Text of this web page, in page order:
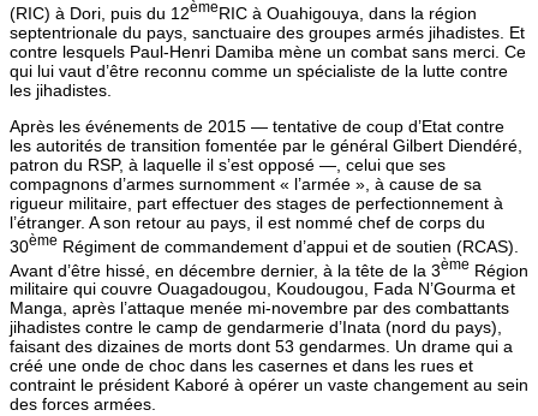
(RIC) à Dori, puis du 12èmeRIC à Ouahigouya, dans la région
septentrionale du pays, sanctuaire des groupes armés jihadistes. Et
contre lesquels Paul-Henri Damiba mène un combat sans merci. Ce
qui lui vaut d’être reconnu comme un spécialiste de la lutte contre
les jihadistes.
Après les événements de 2015 — tentative de coup d’Etat contre
les autorités de transition fomentée par le général Gilbert Diendéré,
patron du RSP, à laquelle il s’est opposé —, celui que ses
compagnons d’armes surnomment « l’armée », à cause de sa
rigueur militaire, part effectuer des stages de perfectionnement à
l’étranger. A son retour au pays, il est nommé chef de corps du
30ème Régiment de commandement d’appui et de soutien (RCAS).
Avant d’être hissé, en décembre dernier, à la tête de la 3ème Région
militaire qui couvre Ouagadougou, Koudougou, Fada N’Gourma et
Manga, après l’attaque menée mi-novembre par des combattants
jihadistes contre le camp de gendarmerie d’Inata (nord du pays),
faisant des dizaines de morts dont 53 gendarmes. Un drame qui a
créé une onde de choc dans les casernes et dans les rues et
contraint le président Kaboré à opérer un vaste changement au sein
des forces armées.